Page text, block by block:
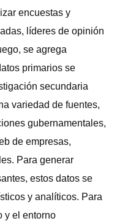
encuestas y
líderes de opinión
se agrega
primarios se
secundaria
variedad de fuentes,
gubernamentales,
de empresas,
Para generar
estos datos se
y analíticos. Para
y el entorno